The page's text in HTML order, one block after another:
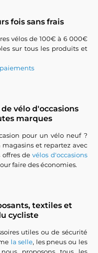
fois sans frais
vélos de 100€ à 6 000€
sur tous les produits et
vélo d'occasions
marques
pour un vélo neuf ?
magasins et repartez avec
offres devélos d'occasions
faire des économies.
textiles et
cycliste
utiles ou de sécurité
la selle, les pneus ou les